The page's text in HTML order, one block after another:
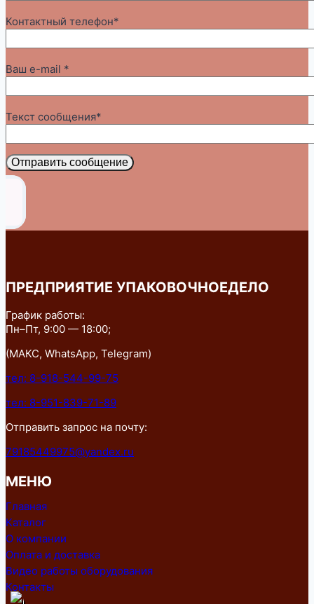
Контактный телефон*
Ваш e-mail *
Текст сообщения*
Отправить сообщение
ПРЕДПРИЯТИЕ УПАКОВОЧНОЕДЕЛО
График работы:
Пн–Пт, 9:00 — 18:00;
(МАКС, WhatsApp, Telegram)
тел: 8-918-544-99-75
тел: 8-951-839-71-89
Отправить запрос на почту:
79185449975@yandex.ru
МЕНЮ
Главная
Каталог
О компании
Оплата и доставка
Видео работы оборудования
Контакты